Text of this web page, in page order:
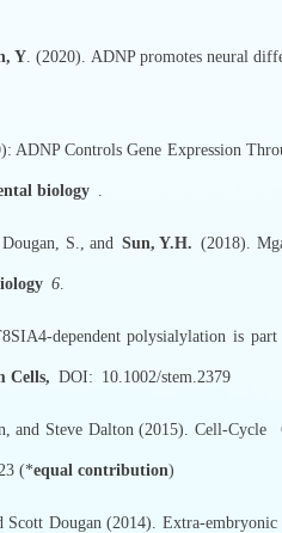
Y. (2020). ADNP promotes neural
ADNP Controls Gene Expression
biology .
S., and Sun, Y.H. (2018).
6.
dependent polysialylation is
Cells, DOI: 10.1002/stem.2379
and Steve Dalton (2015). Cell-Cycle
(*equal contribution)
Scott Dougan (2014). Extra-